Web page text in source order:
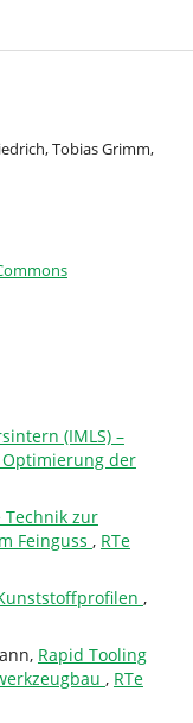
Tobias Grimm,
(IMLS) –
der
Technik zur
Feinguss , RTe
,
Rapid Tooling
, RTe